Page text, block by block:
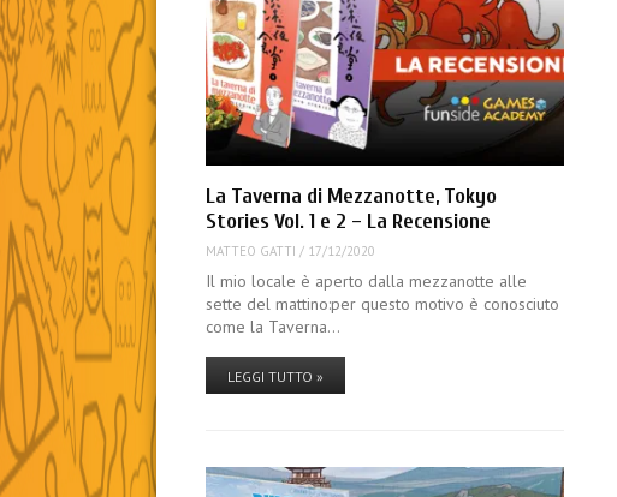
La Taverna di Mezzanotte, Tokyo
Stories Vol. 1 e 2 – La Recensione
MATTEO GATTI / 17/12/2020
Il mio locale è aperto dalla mezzanotte alle
sette del mattino:per questo motivo è conosciuto
come la Taverna…
LEGGI TUTTO »